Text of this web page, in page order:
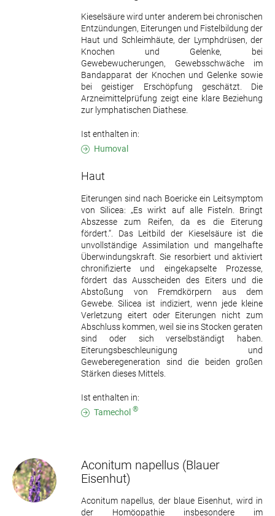
Kieselsäure wird unter anderem bei chronischen
Entzündungen, Eiterungen und Fistelbildung der
Haut und Schleimhäute, der Lymphdrüsen, der
Knochen und Gelenke, bei
Gewebewucherungen, Gewebsschwäche im
Bandapparat der Knochen und Gelenke sowie
bei geistiger Erschöpfung geschätzt. Die
Arzneimittelprüfung zeigt eine klare Beziehung
zur lymphatischen Diathese.
Ist enthalten in:
Humoval
Haut
Eiterungen sind nach Boericke ein Leitsymptom
von Silicea: „Es wirkt auf alle Fisteln. Bringt
Abszesse zum Reifen, da es die Eiterung
fördert.“. Das Leitbild der Kieselsäure ist die
unvollständige Assimilation und mangelhafte
Überwindungskraft. Sie resorbiert und aktiviert
chronifizierte und eingekapselte Prozesse,
fördert das Ausscheiden des Eiters und die
Abstoßung von Fremdkörpern aus dem
Gewebe. Silicea ist indiziert, wenn jede kleine
Verletzung eitert oder Eiterungen nicht zum
Abschluss kommen, weil sie ins Stocken geraten
sind oder sich verselbständigt haben.
Eiterungsbeschleunigung und
Geweberegeneration sind die beiden großen
Stärken dieses Mittels.
Ist enthalten in:
Tamechol ®
Aconitum napellus (Blauer
Eisenhut)
Aconitum napellus, der blaue Eisenhut, wird in
der Homöopathie insbesondere im